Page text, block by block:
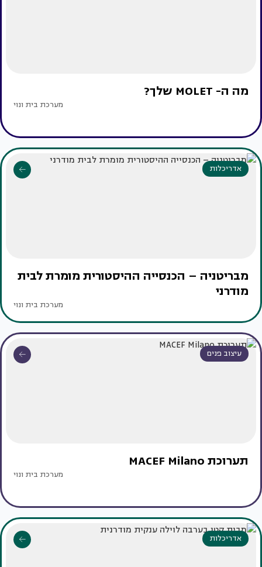
מה ה- MOLET שלך?
מערכת בית ונוי
אדריכלות
מבריטניה – הכנסייה ההיסטורית מומרת לבית
מודרני
מערכת בית ונוי
עיצוב פנים
תערוכת MACEF Milano
מערכת בית ונוי
אדריכלות